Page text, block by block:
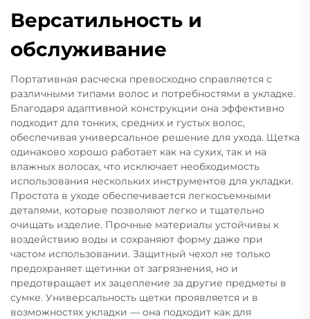
Версатильность и
обслуживание
Портативная расческа превосходно справляется с
различными типами волос и потребностями в укладке.
Благодаря адаптивной конструкции она эффективно
подходит для тонких, средних и густых волос,
обеспечивая универсальное решение для ухода. Щетка
одинаково хорошо работает как на сухих, так и на
влажных волосах, что исключает необходимость
использования нескольких инструментов для укладки.
Простота в уходе обеспечивается легкосъемными
деталями, которые позволяют легко и тщательно
очищать изделие. Прочные материалы устойчивы к
воздействию воды и сохраняют форму даже при
частом использовании. Защитный чехол не только
предохраняет щетинки от загрязнения, но и
предотвращает их зацепление за другие предметы в
сумке. Универсальность щетки проявляется и в
возможностях укладки — она подходит как для